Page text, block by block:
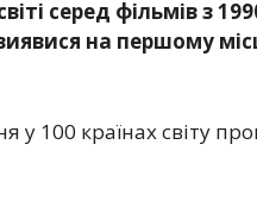
серед фільмів з
на першому
у 100 країнах світу